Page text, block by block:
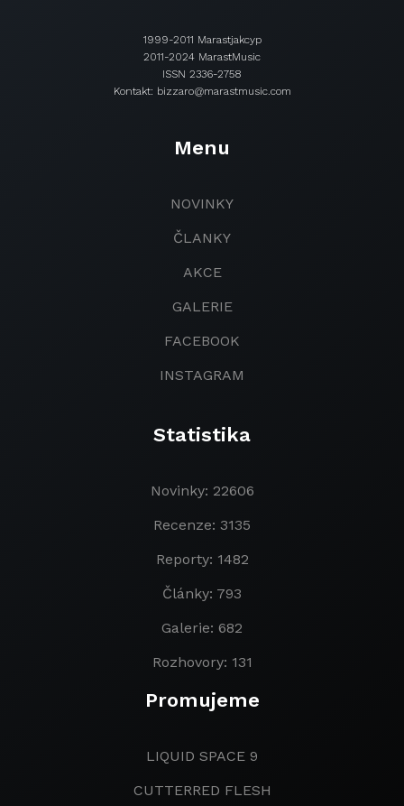
1999-2011 Marastjakcyp
2011-2024 MarastMusic
ISSN 2336-2758
Kontakt: bizzaro@marastmusic.com
Menu
NOVINKY
ČLANKY
AKCE
GALERIE
FACEBOOK
INSTAGRAM
Statistika
Novinky: 22606
Recenze: 3135
Reporty: 1482
Články: 793
Galerie: 682
Rozhovory: 131
Promujeme
LIQUID SPACE 9
CUTTERRED FLESH